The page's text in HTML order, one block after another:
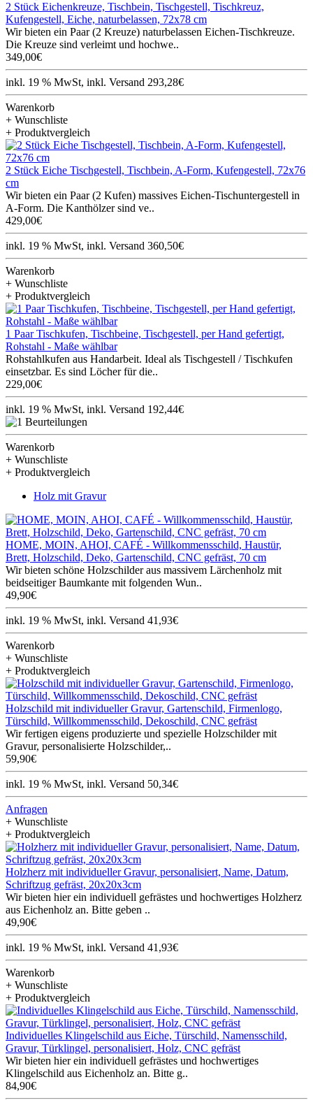
2 Stück Eichenkreuze, Tischbein, Tischgestell, Tischkreuz,
Kufengestell, Eiche, naturbelassen, 72x78 cm
Wir bieten ein Paar (2 Kreuze) naturbelassen Eichen-Tischkreuze.
Die Kreuze sind verleimt und hochwe..
349,00€
inkl. 19 % MwSt, inkl. Versand 293,28€
Warenkorb
+ Wunschliste
+ Produktvergleich
2 Stück Eiche Tischgestell, Tischbein, A-Form, Kufengestell, 72x76
cm
Wir bieten ein Paar (2 Kufen) massives Eichen-Tischuntergestell in
A-Form. Die Kanthölzer sind ve..
429,00€
inkl. 19 % MwSt, inkl. Versand 360,50€
Warenkorb
+ Wunschliste
+ Produktvergleich
1 Paar Tischkufen, Tischbeine, Tischgestell, per Hand gefertigt,
Rohstahl - Maße wählbar
Rohstahlkufen aus Handarbeit. Ideal als Tischgestell / Tischkufen
einsetzbar. Es sind Löcher für die..
229,00€
inkl. 19 % MwSt, inkl. Versand 192,44€
Warenkorb
+ Wunschliste
+ Produktvergleich
Holz mit Gravur
HOME, MOIN, AHOI, CAFÉ - Willkommensschild, Haustür,
Brett, Holzschild, Deko, Gartenschild, CNC gefräst, 70 cm
Wir bieten schöne Holzschilder aus massivem Lärchenholz mit
beidseitiger Baumkante mit folgenden Wun..
49,90€
inkl. 19 % MwSt, inkl. Versand 41,93€
Warenkorb
+ Wunschliste
+ Produktvergleich
Holzschild mit individueller Gravur, Gartenschild, Firmenlogo,
Türschild, Willkommensschild, Dekoschild, CNC gefräst
Wir fertigen eigens produzierte und spezielle Holzschilder mit
Gravur, personalisierte Holzschilder,..
59,90€
inkl. 19 % MwSt, inkl. Versand 50,34€
Anfragen
+ Wunschliste
+ Produktvergleich
Holzherz mit individueller Gravur, personalisiert, Name, Datum,
Schriftzug gefräst, 20x20x3cm
Wir bieten hier ein individuell gefrästes und hochwertiges Holzherz
aus Eichenholz an. Bitte geben ..
49,90€
inkl. 19 % MwSt, inkl. Versand 41,93€
Warenkorb
+ Wunschliste
+ Produktvergleich
Individuelles Klingelschild aus Eiche, Türschild, Namensschild,
Gravur, Türklingel, personalisiert, Holz, CNC gefräst
Wir bieten hier ein individuell gefrästes und hochwertiges
Klingelschild aus Eichenholz an. Bitte g..
84,90€